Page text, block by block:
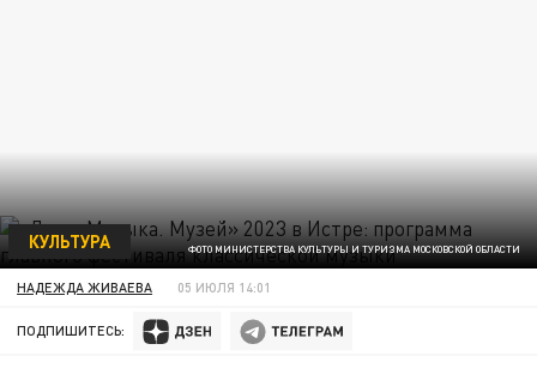
ФОТО МИНИСТЕРСТВА КУЛЬТУРЫ И ТУРИЗМА МОСКОВСКОЙ ОБЛАСТИ
КУЛЬТУРА
НАДЕЖДА ЖИВАЕВА 05 ИЮЛЯ 14:01
ПОДПИШИТЕСЬ: